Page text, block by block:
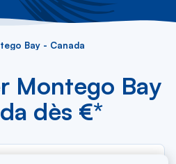
Bay - Canada
Montego Bay
dès €*